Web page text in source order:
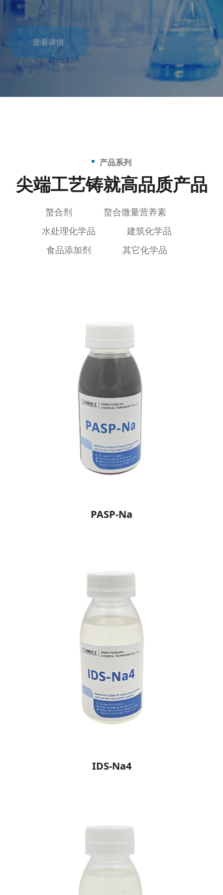
查看详情
产品系列
尖端工艺铸就高品质产品
螯合剂
螯合微量营养素
水处理化学品
建筑化学品
食品添加剂
其它化学品
PASP-Na
IDS-Na4